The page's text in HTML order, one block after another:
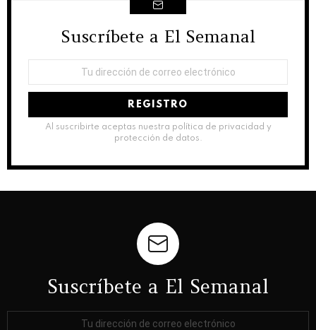
NEWSLETTER
Suscríbete a El Semanal
correo
Al suscribirte aceptas nuestra política de privacidad y
protección de datos.
Suscríbete a El Semanal